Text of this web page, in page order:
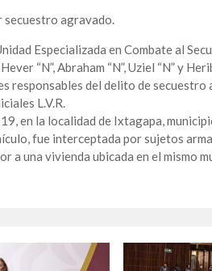
agravado.
Especializada en Combate al
“N”, Abraham “N”, Uziel “N” y
responsables del delito de secuestro
L.V.R.
en la localidad de Ixtagapa,
fue interceptada por sujetos
una vivienda ubicada en el mismo